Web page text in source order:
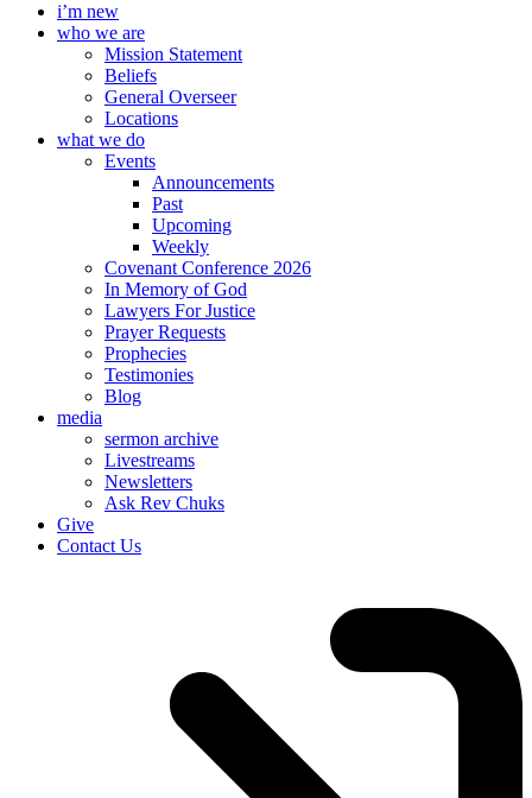
i’m new
who we are
Mission Statement
Beliefs
General Overseer
Locations
what we do
Events
Announcements
Past
Upcoming
Weekly
Covenant Conference 2026
In Memory of God
Lawyers For Justice
Prayer Requests
Prophecies
Testimonies
Blog
media
sermon archive
Livestreams
Newsletters
Ask Rev Chuks
Give
Contact Us